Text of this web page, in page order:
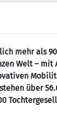
mehr als
Welt – mit
über